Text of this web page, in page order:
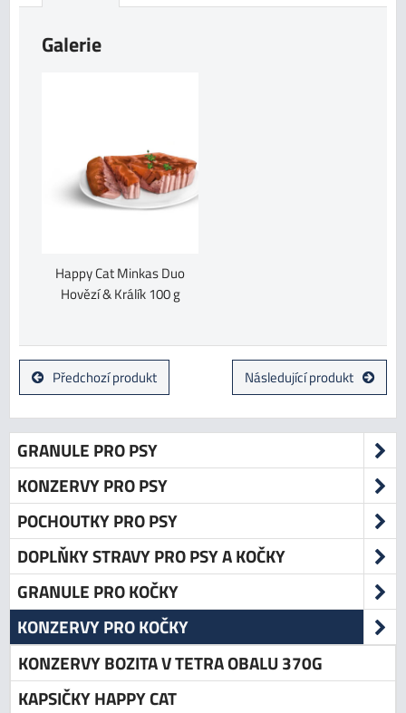
Galerie
Happy Cat Minkas Duo
Hovězí & Králík 100 g
Předchozí produkt Následující produkt
GRANULE PRO PSY
KONZERVY PRO PSY
POCHOUTKY PRO PSY
DOPLŇKY STRAVY PRO PSY A KOČKY
GRANULE PRO KOČKY
KONZERVY PRO KOČKY
KONZERVY BOZITA V TETRA OBALU 370G
KAPSIČKY HAPPY CAT